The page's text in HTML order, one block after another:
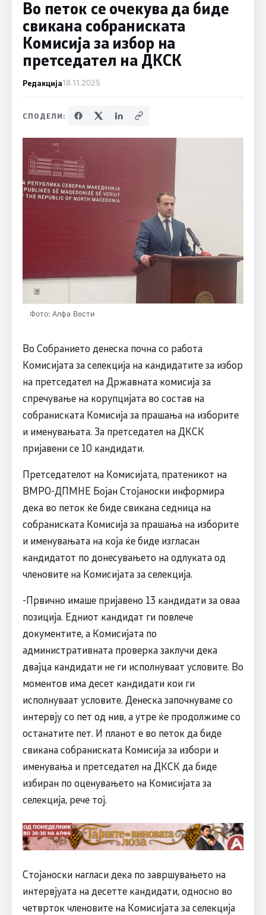
Во петок се очекува да биде
свикана собранискатa
Комисија за избор на
претседател на ДКСК
Редакција18.11.2025
СПОДЕЛИ:
Фото: Алфа Вести
Во Собранието денеска почна со работа
Комисијата за селекција на кандидатите за избор
на претседател на Државната комисија за
спречување на корупцијата во состав на
собраниската Комисија за прашања на изборите
и именувањата. За претседател на ДКСК
пријавени се 10 кандидати.
Претседателот на Комисијата, пратеникот на
ВМРО-ДПМНЕ Бојан Стојаноски информира
дека во петок ќе биде свикана седница на
собраниската Комисија за прашања на изборите
и именувањата на која ќе биде изгласан
кандидатот по донесувањето на одлуката од
членовите на Комисијата за селекција.
-Првично имаше пријавено 13 кандидати за оваа
позиција. Едниот кандидат ги повлече
документите, а Комисијата по
административната проверка заклучи дека
двајца кандидати не ги исполнуваат условите. Во
моментов има десет кандидати кои ги
исполнуваат условите. Денеска започнуваме со
интервју со пет од нив, а утре ќе продолжиме со
останатите пет. И планот е во петок да биде
свикана собраниската Комисија за избори и
именувања и претседател на ДКСК да биде
избиран по оценувањето на Комисијата за
селекција, рече тој.
Стојаноски нагласи дека по завршувањето на
интервјуата на десетте кандидати, односно во
четврток членовите на Комисијата за селекција